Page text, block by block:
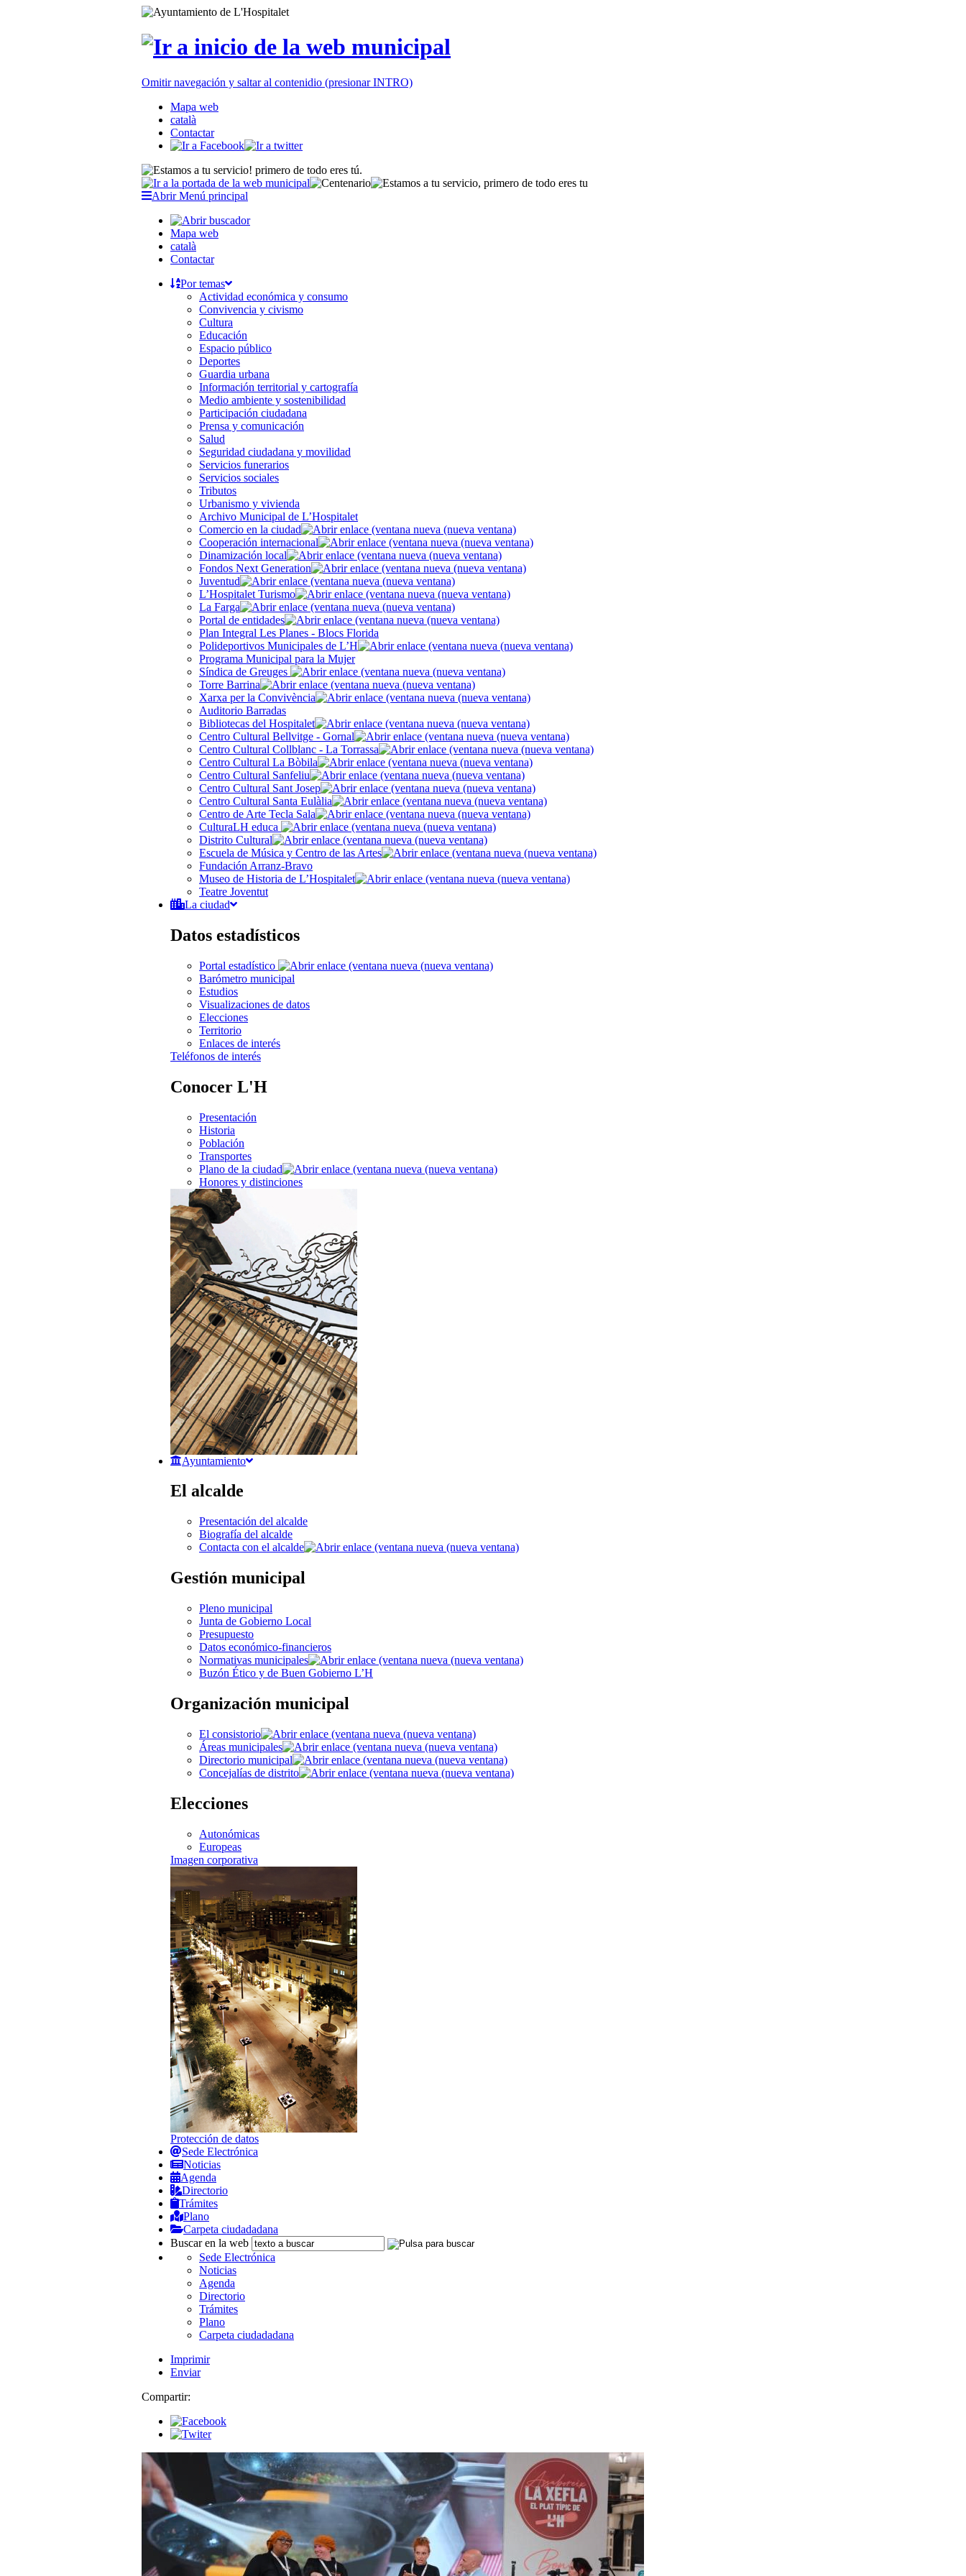
Omitir navegación y saltar al contenidio (presionar INTRO)
Mapa web
català
Contactar
Abrir Menú principal
Mapa web
català
Contactar
Por temas
Actividad económica y consumo
Convivencia y civismo
Cultura
Educación
Espacio público
Deportes
Guardia urbana
Información territorial y cartografía
Medio ambiente y sostenibilidad
Participación ciudadana
Prensa y comunicación
Salud
Seguridad ciudadana y movilidad
Servicios funerarios
Servicios sociales
Tributos
Urbanismo y vivienda
Archivo Municipal de L’Hospitalet
Comercio en la ciudad
Cooperación internacional
Dinamización local
Fondos Next Generation
Juventud
L’Hospitalet Turismo
La Farga
Portal de entidades
Plan Integral Les Planes - Blocs Florida
Polideportivos Municipales de L’H
Programa Municipal para la Mujer
Síndica de Greuges
Torre Barrina
Xarxa per la Convivència
Auditorio Barradas
Bibliotecas del Hospitalet
Centro Cultural Bellvitge - Gornal
Centro Cultural Collblanc - La Torrassa
Centro Cultural La Bòbila
Centro Cultural Sanfeliu
Centro Cultural Sant Josep
Centro Cultural Santa Eulàlia
Centro de Arte Tecla Sala
CulturaLH educa
Distrito Cultural
Escuela de Música y Centro de las Artes
Fundación Arranz-Bravo
Museo de Historia de L’Hospitalet
Teatre Joventut
La ciudad
Datos estadísticos
Portal estadístico
Barómetro municipal
Estudios
Visualizaciones de datos
Elecciones
Territorio
Enlaces de interés
Teléfonos de interés
Conocer L'H
Presentación
Historia
Población
Transportes
Plano de la ciudad
Honores y distinciones
Ayuntamiento
El alcalde
Presentación del alcalde
Biografía del alcalde
Contacta con el alcalde
Gestión municipal
Pleno municipal
Junta de Gobierno Local
Presupuesto
Datos económico-financieros
Normativas municipales
Buzón Ético y de Buen Gobierno L’H
Organización municipal
El consistorio
Áreas municipales
Directorio municipal
Concejalías de distrito
Elecciones
Autonómicas
Europeas
Imagen corporativa
Protección de datos
Sede Electrónica
Noticias
Agenda
Directorio
Trámites
Plano
Carpeta ciudadadana
Buscar en la web
Sede Electrónica
Noticias
Agenda
Directorio
Trámites
Plano
Carpeta ciudadadana
Imprimir
Enviar
Compartir: